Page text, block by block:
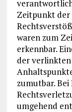
Zeitpunkt der
waren zum
erkennbar.
der
zumutbar.
umgehend